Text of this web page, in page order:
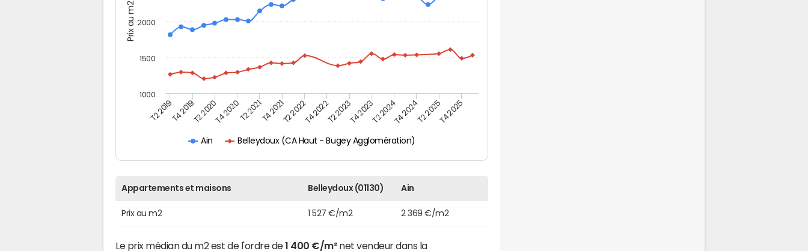
Prix au m2
Ain Belleydoux (CA Haut - Bugey Agglomération)
T2 2019T4 2019T2 2020T4 2020T2 2021T4 2021T2 2022T4 2022T2 2023T4 2023T2 2024T4 2024T2 2025T4 2025
1000
1500
2000
Appartements et maisons Belleydoux (01130) Ain
Prix au m2 1 527 €/m2 2 369 €/m2
Le prix médian du m2 est de l'ordre de1 400 €/m²net vendeur dans la